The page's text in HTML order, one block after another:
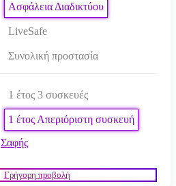
Ασφάλεια Διαδικτύου
LiveSafe
Συνολική προστασία
1 έτος 3 συσκευές
1 έτος Απεριόριστη συσκευή
Σαφής
Γρήγορη προβολή